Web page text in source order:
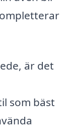
är det
som bäst